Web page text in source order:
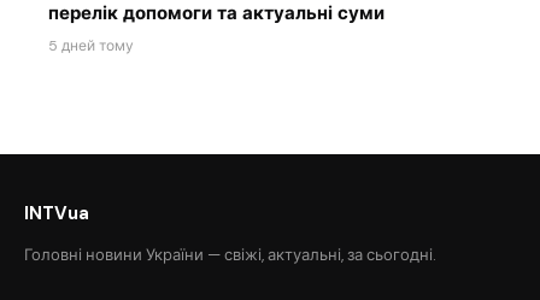
перелік допомоги та актуальні суми
5 дней тому
INTVua
Головні новини України — свіжі, актуальні, за сьогодні.